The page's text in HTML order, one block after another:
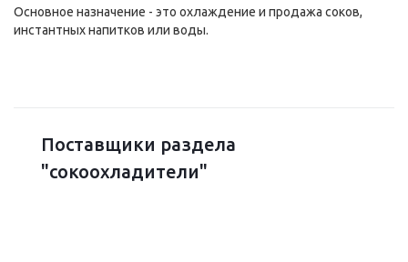
Основное назначение - это охлаждение и продажа соков,
инстантных напитков или воды.
Поставщики раздела
"сокоохладители"